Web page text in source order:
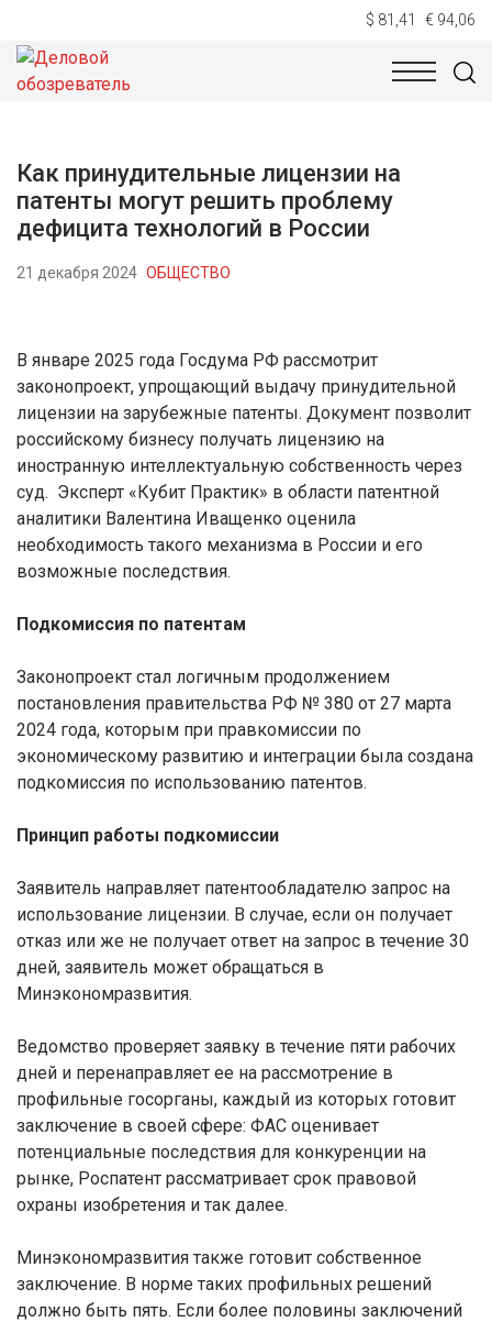
$ 81,41 € 94,06
НОВОСТИ
Как принудительные лицензии на
патенты могут решить проблему
дефицита технологий в России
21 декабря 2024 ОБЩЕСТВО
В январе 2025 года Госдума РФ рассмотрит
законопроект, упрощающий выдачу принудительной
лицензии на зарубежные патенты. Документ позволит
российскому бизнесу получать лицензию на
иностранную интеллектуальную собственность через
суд. Эксперт «Кубит Практик» в области патентной
аналитики Валентина Иващенко оценила
необходимость такого механизма в России и его
возможные последствия.
Подкомиссия по патентам
Законопроект стал логичным продолжением
постановления правительства РФ № 380 от 27 марта
2024 года, которым при правкомиссии по
экономическому развитию и интеграции была создана
подкомиссия по использованию патентов.
Принцип работы подкомиссии
Заявитель направляет патентообладателю запрос на
использование лицензии. В случае, если он получает
отказ или же не получает ответ на запрос в течение 30
дней, заявитель может обращаться в
Минэкономразвития.
Ведомство проверяет заявку в течение пяти рабочих
дней и перенаправляет ее на рассмотрение в
профильные госорганы, каждый из которых готовит
заключение в своей сфере: ФАС оценивает
потенциальные последствия для конкуренции на
рынке, Роспатент рассматривает срок правовой
охраны изобретения и так далее.
Минэкономразвития также готовит собственное
заключение. В норме таких профильных решений
должно быть пять. Если более половины заключений